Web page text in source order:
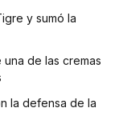
y sumó la
de las cremas
la defensa de la